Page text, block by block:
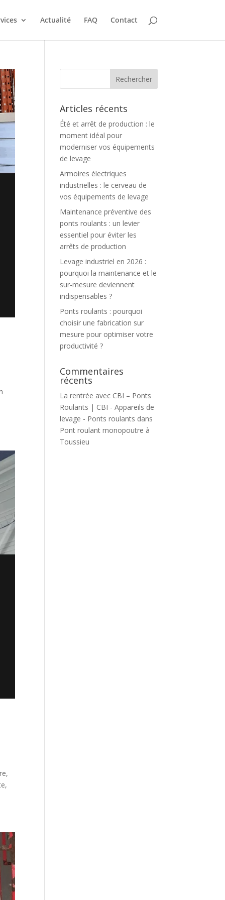
Actualité FAQ Contact
Articles récents
Été et arrêt de production : le
moment idéal pour
moderniser vos équipements
de levage
Armoires électriques
industrielles : le cerveau de
vos équipements de levage
Maintenance préventive des
ponts roulants : un levier
essentiel pour éviter les
arrêts de production
Levage industriel en 2026 :
pourquoi la maintenance et le
sur-mesure deviennent
indispensables ?
Ponts roulants : pourquoi
choisir une fabrication sur
mesure pour optimiser votre
productivité ?
Commentaires
récents
La rentrée avec CBI – Ponts
Roulants | CBI - Appareils de
levage - Ponts roulants dans
Pont roulant monopoutre à
Toussieu